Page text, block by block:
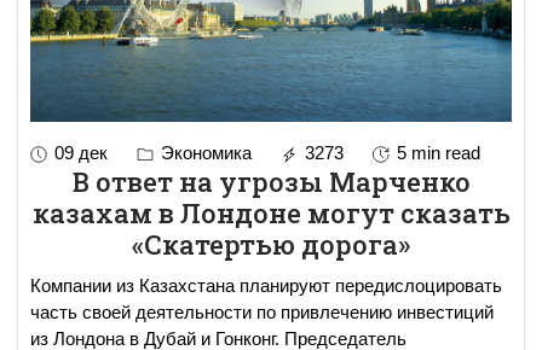
09 дек Экономика 3273 5 min read
В ответ на угрозы Марченко
казахам в Лондоне могут сказать
«Скатертью дорога»
Компании из Казахстана планируют передислоцировать
часть своей деятельности по привлечению инвестиций
из Лондона в Дубай и Гонконг. Председатель